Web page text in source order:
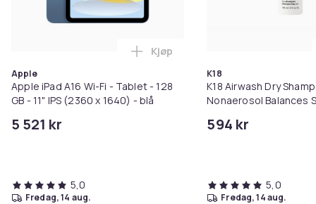
Apple
Apple iPad A16 Wi-Fi - Tablet - 128
GB - 11" IPS (2360 x 1640) - blå
5 521 kr
Legg Apple iPad A16 Wi-Fi -
Kjøp
5,0
fredag, 14 aug.
K18
K18 Airwash Dry
Nonaerosol Balances
594 kr
5,0
fredag, 14 aug.